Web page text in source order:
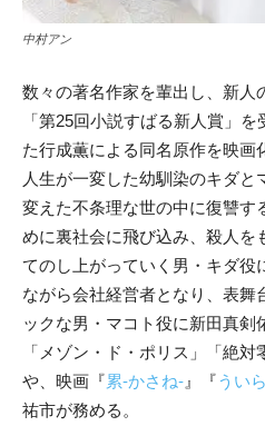
中村アン
数々の著名作家を輩出し、新人
「第25回小説すばる新人賞」
た行成薫による同名原作を映画
人生が一変した幼馴染のキダ
変えた不条理な世の中に復讐す
めに裏社会に飛び込み、殺人を
てのし上がっていく男・キダ役
ながら会社経営者となり、表舞
ックな男・マコト役に新田真剣
「メゾン・ド・ポリス」「絶対
や、映画『累-かさね- 』『うい
祐市が務める。